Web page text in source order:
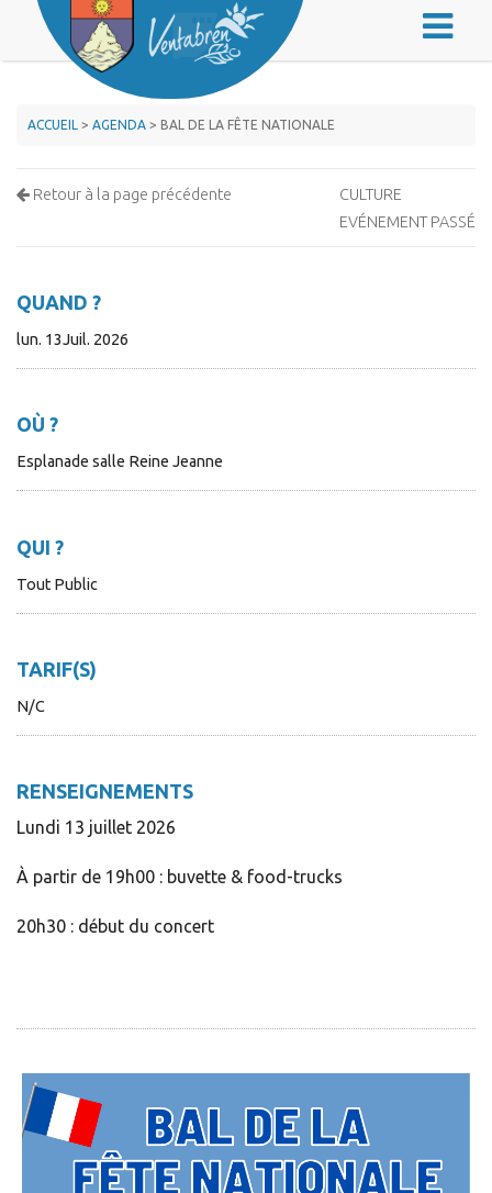
ACCUEIL > AGENDA > BAL DE LA FÊTE NATIONALE
Retour à la page précédente
CULTURE
EVÉNEMENT PASSÉ
QUAND ?
lun. 13Juil. 2026
OÙ ?
Esplanade salle Reine Jeanne
QUI ?
Tout Public
TARIF(S)
N/C
RENSEIGNEMENTS
Lundi 13 juillet 2026
À partir de 19h00 : buvette & food-trucks
20h30 : début du concert